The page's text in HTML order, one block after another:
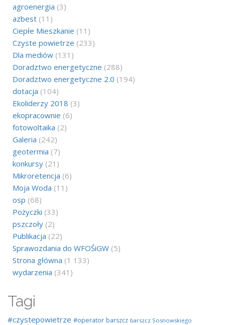
agroenergia (3)
azbest (11)
Ciepłe Mieszkanie (11)
Czyste powietrze (233)
Dla mediów (131)
Doradztwo energetyczne (288)
Doradztwo energetyczne 2.0 (194)
dotacja (104)
Ekoliderzy 2018 (3)
ekopracownie (6)
fotowoltaika (2)
Galeria (242)
geotermia (7)
konkursy (21)
Mikroretencja (6)
Moja Woda (11)
osp (68)
Pożyczki (33)
pszczoły (2)
Publikacja (22)
Sprawozdania do WFOŚiGW (5)
Strona główna (1 133)
wydarzenia (341)
Tagi
#czystepowietrze #operator barszcz barszcz Sosnowskiego